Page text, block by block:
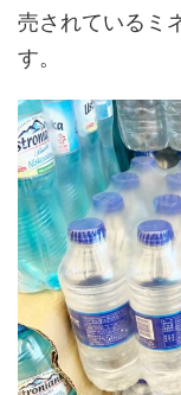
売されているミ
す。